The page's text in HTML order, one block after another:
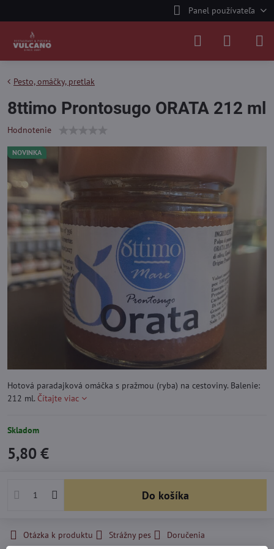
Panel používateľa
NOVINKA
Pesto, omáčky, pretlak
8ttimo Prontosugo ORATA 212 ml
Hodnotenie
Hotová paradajková omáčka s pražmou (ryba) na cestoviny. Balenie:
212 ml. Čítajte viac
Skladom
5,80 €
Do košíka
Otázka k produktu Strážny pes
Doručenia